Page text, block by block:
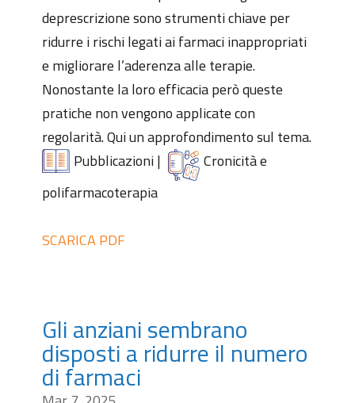
deprescrizione sono strumenti chiave per
ridurre i rischi legati ai farmaci inappropriati
e migliorare l’aderenza alle terapie.
Nonostante la loro efficacia però queste
pratiche non vengono applicate con
regolarità. Qui un approfondimento sul tema.
Pubblicazioni|
Cronicità e
polifarmacoterapia
SCARICA PDF
Gli anziani sembrano
disposti a ridurre il numero
di farmaci